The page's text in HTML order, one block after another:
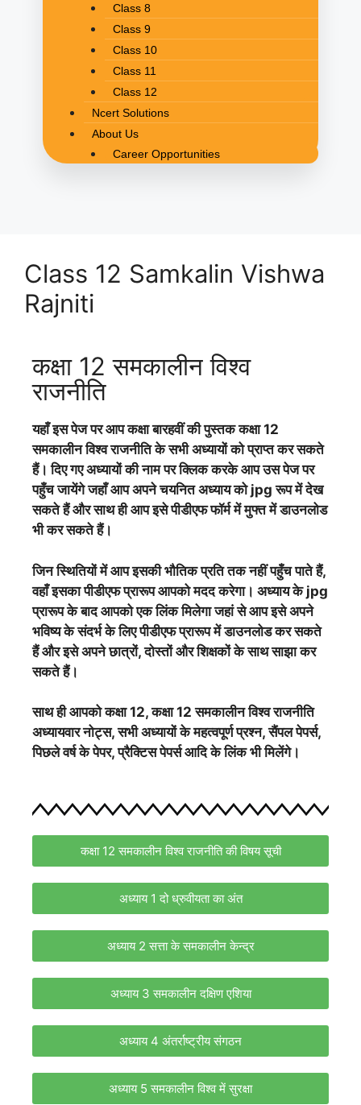
Class 8
Class 9
Class 10
Class 11
Class 12
Ncert Solutions
About Us
Career Opportunities
Class 12 Samkalin Vishwa
Rajniti
कक्षा 12 समकालीन विश्व
राजनीति
यहाँ इस पेज पर आप कक्षा बारहवीं की पुस्तक कक्षा 12
समकालीन विश्व राजनीति के सभी अध्यायों को प्राप्त कर सकते
हैं। दिए गए अध्यायों की नाम पर क्लिक करके आप उस पेज पर
पहुँच जायेंगे जहाँ आप अपने चयनित अध्याय को jpg रूप में देख
सकते हैं और साथ ही आप इसे पीडीएफ फॉर्म में मुफ्त में डाउनलोड
भी कर सकते हैं।
जिन स्थितियों में आप इसकी भौतिक प्रति तक नहीं पहुँच पाते हैं,
वहाँ इसका पीडीएफ प्रारूप आपको मदद करेगा। अध्याय के jpg
प्रारूप के बाद आपको एक लिंक मिलेगा जहां से आप इसे अपने
भविष्य के संदर्भ के लिए पीडीएफ प्रारूप में डाउनलोड कर सकते
हैं और इसे अपने छात्रों, दोस्तों और शिक्षकों के साथ साझा कर
सकते हैं।
साथ ही आपको कक्षा 12, कक्षा 12 समकालीन विश्व राजनीति
अध्यायवार नोट्स, सभी अध्यायों के महत्वपूर्ण प्रश्न, सैंपल पेपर्स,
पिछले वर्ष के पेपर, प्रैक्टिस पेपर्स आदि के लिंक भी मिलेंगे।
कक्षा 12 समकालीन विश्व राजनीति की विषय सूची
अध्याय 1 दो ध्रुवीयता का अंत
अध्याय 2 सत्ता के समकालीन केन्द्र
अध्याय 3 समकालीन दक्षिण एशिया
अध्याय 4 अंतर्राष्ट्रीय संगठन
अध्याय 5 समकालीन विश्व में सुरक्षा